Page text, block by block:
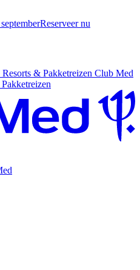
Reserveer nu
& Pakketreizen Club Med